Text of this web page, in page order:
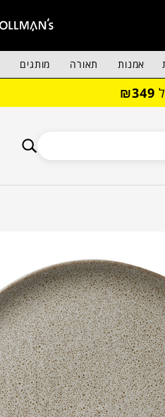
אמנות תאורה מותגים
₪349